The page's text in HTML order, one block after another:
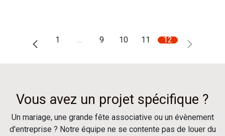
1 … 9 10 11 12
Vous avez un projet spécifique ?
Un mariage, une grande fête associative ou un évènement
d'entreprise ? Notre équipe ne se contente pas de louer du